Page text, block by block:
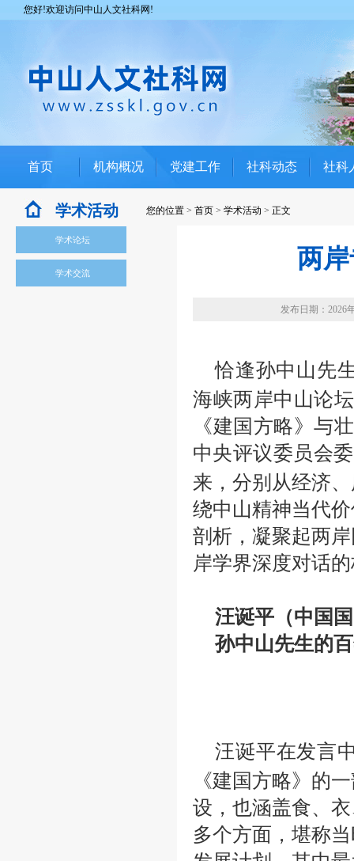
您好!欢迎访问中山人文社科网!
首页 机构概况 党建工作 社科动态 社科
学术活动 您的位置 > 首页 > 学术活动 > 正文
学术论坛
学术交流 两
发布日期：2026
恰逢孙中山先
海峡两岸中山论
《建国方略》与
中央评议委员会
来，分别从经济
绕中山精神当代
剖析，凝聚起两
岸学界深度对话
汪诞平（中国
孙中山先生的
汪诞平在发言
《建国方略》的
设，也涵盖食、
多个方面，堪称